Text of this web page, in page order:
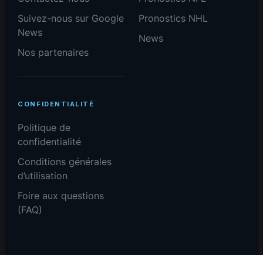
Suivez-nous sur Google
News
Nos partenaires
Pronostics NHL
News
CONFIDENTIALITÉ
Politique de
confidentialité
Conditions générales
d’utilisation
Foire aux questions
(FAQ)